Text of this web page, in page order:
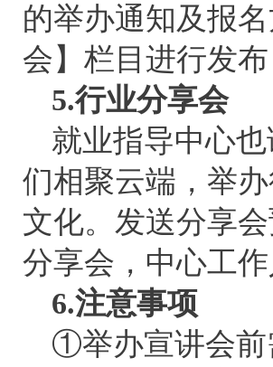
的举办通知及报
会】栏目进行发
5.行业分享会
就业指导中心
们相聚云端，举
文化。发送分享
分享会，中心工
6.注意事项
①举办宣讲会前